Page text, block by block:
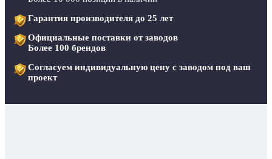
Гарантия производителя до 25 лет
Официальные поставки от заводов
Более 100 брендов
Согласуем индивидуальную цену с заводом под ваш
проект